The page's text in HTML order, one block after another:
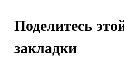
Поделитесь
закладки